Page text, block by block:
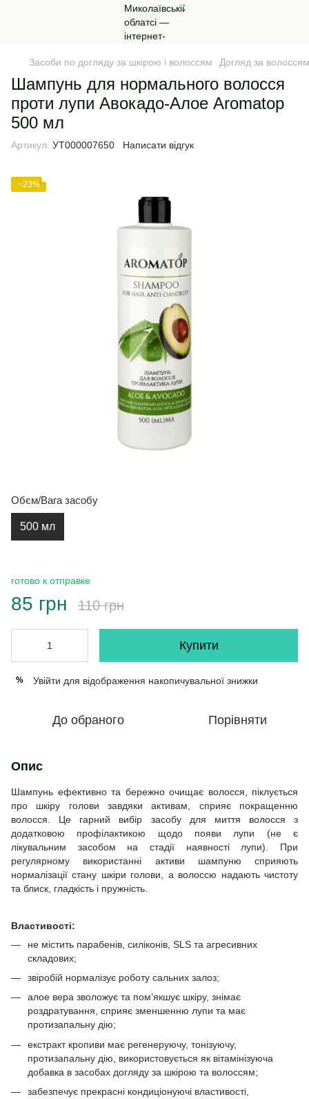
Засоби по догляду за шкірою і волоссям Догляд за волоссям
Шампунь для нормального волосся
проти лупи Авокадо-Алое Aromatop
500 мл
Артикул: УТ000007650 Написати відгук
−23%
Обєм/Вага засобу
500 мл
готово к отправке
85 грн 110 грн
Купити
% Увійти для відображення накопичувальної знижки
До обраного Порівняти
Опис
Шампунь ефективно та бережно очищає волосся, піклується
про шкіру голови завдяки активам, сприяє покращенню
волосся. Це гарний вибір засобу для миття волосся з
додатковою профілактикою щодо появи лупи (не є
лікувальним засобом на стадії наявності лупи). При
регулярному використанні активи шампуню сприяють
нормалізації стану шкіри голови, а волоссю надають чистоту
та блиск, гладкість і пружність.
Властивості:
не містить парабенів, силіконів, SLS та агресивних
складових;
звіробій нормалізує роботу сальних залоз;
алое вера зволожує та пом’якшує шкіру, знімає
роздратування, сприяє зменшенню лупи та має
протизапальну дію;
екстракт кропиви має регенеруючу, тонізуючу,
протизапальну дію, використовується як вітамінізуюча
добавка в засобах догляду за шкірою та волоссям;
забезпечує прекрасні кондиціонуючі властивості,